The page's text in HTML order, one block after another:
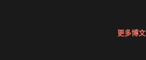
更多博文